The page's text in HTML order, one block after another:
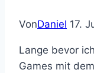
VonDaniel 17.
Lange bevor
Games mit